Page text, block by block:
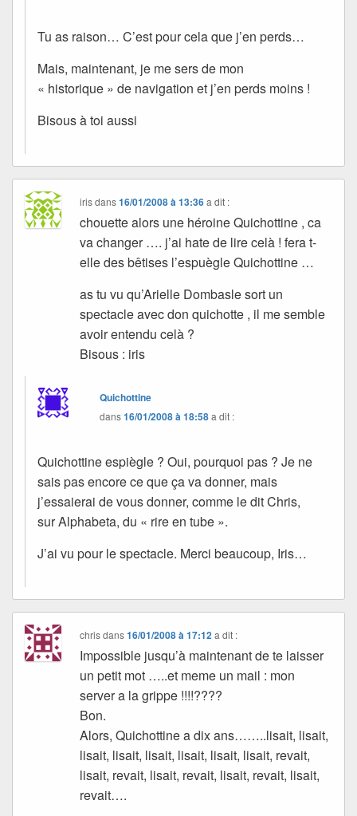
Tu as raison… C’est pour cela que j’en perds…
Mais, maintenant, je me sers de mon
« historique » de navigation et j’en perds moins !
Bisous à toi aussi
irisdans16/01/2008 à 13:36 a dit :
chouette alors une héroine Quichottine , ca
va changer …. j’ai hate de lire celà ! fera t-
elle des bêtises l’espuègle Quichottine …
as tu vu qu’Arielle Dombasle sort un
spectacle avec don quichotte , il me semble
avoir entendu celà ?
Bisous : iris
Quichottine
dans16/01/2008 à 18:58a dit :
Quichottine espiègle ? Oui, pourquoi pas ? Je ne
sais pas encore ce que ça va donner, mais
j’essaierai de vous donner, comme le dit Chris,
sur Alphabeta, du « rire en tube ».
J’ai vu pour le spectacle. Merci beaucoup, Iris…
chrisdans16/01/2008 à 17:12 a dit :
Impossible jusqu’à maintenant de te laisser
un petit mot …..et meme un mail : mon
server a la grippe !!!!????
Bon.
Alors, Quichottine a dix ans……..lisait, lisait,
lisait, lisait, lisait, lisait, lisait, lisait, revait,
lisait, revait, lisait, revait, lisait, revait, lisait,
revait….